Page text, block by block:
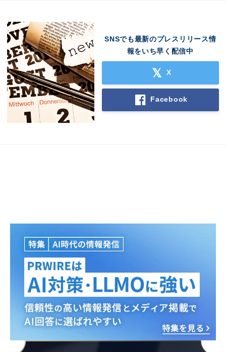
SNSでも最新のプレスリリース情
報をいち早く配信中
X
Facebook